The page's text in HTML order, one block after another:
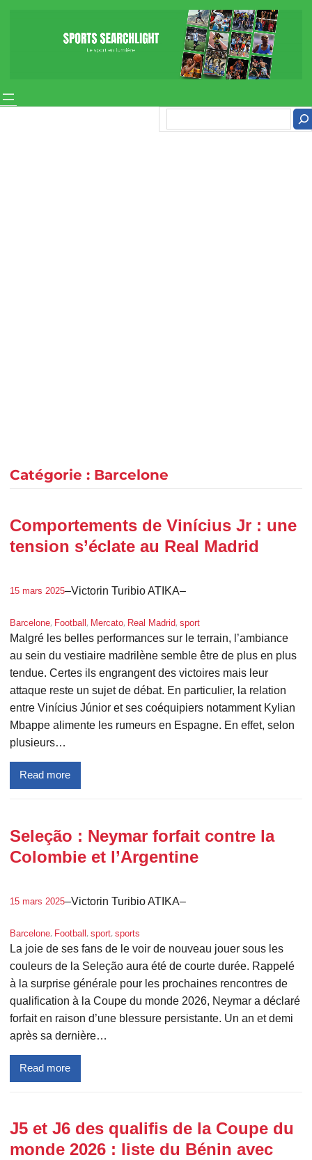
Catégorie : Barcelone
Comportements de Vinícius Jr : une
tension s’éclate au Real Madrid
15 mars 2025–Victorin Turibio ATIKA–
Barcelone, Football, Mercato, Real Madrid, sport
Malgré les belles performances sur le terrain, l’ambiance
au sein du vestiaire madrilène semble être de plus en plus
tendue. Certes ils engrangent des victoires mais leur
attaque reste un sujet de débat. En particulier, la relation
entre Vinícius Júnior et ses coéquipiers notamment Kylian
Mbappe alimente les rumeurs en Espagne. En effet, selon
plusieurs…
Read more
Seleção : Neymar forfait contre la
Colombie et l’Argentine
15 mars 2025–Victorin Turibio ATIKA–
Barcelone, Football, sport, sports
La joie de ses fans de le voir de nouveau jouer sous les
couleurs de la Seleção aura été de courte durée. Rappelé
à la surprise générale pour les prochaines rencontres de
qualification à la Coupe du monde 2026, Neymar a déclaré
forfait en raison d’une blessure persistante. Un an et demi
après sa dernière…
Read more
J5 et J6 des qualifis de la Coupe du
monde 2026 : liste du Bénin avec